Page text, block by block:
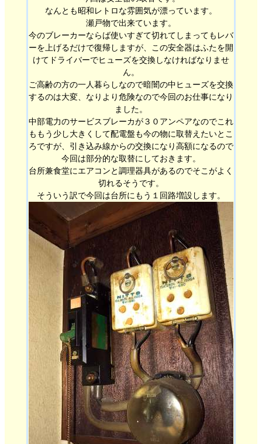
なんとも昭和レトロな雰囲気が漂っています。
瀬戸物で出来ています。
今のブレーカーならば使いすぎて切れてしまってもレバ
ーを上げるだけで復帰しますが、この安全器はふたを開
けてドライバーでヒューズを交換しなければなりませ
ん。
ご高齢の方の一人暮らしなので暗闇の中ヒューズを交換
するのは大変、なりより危険なので今回のお仕事になり
ました。
中部電力のサービスブレーカが３０アンペアなのでこれ
ももう少し大きくして配電盤も今の物に取替えたいとこ
ろですが、引き込み線からの交換になり高額になるので
今回は部分的な取替にしておきます。
台所兼食堂にエアコンと調理器具があるのでそこがよく
切れるそうです。
そういう訳で今回は台所にもう１回路増設します。